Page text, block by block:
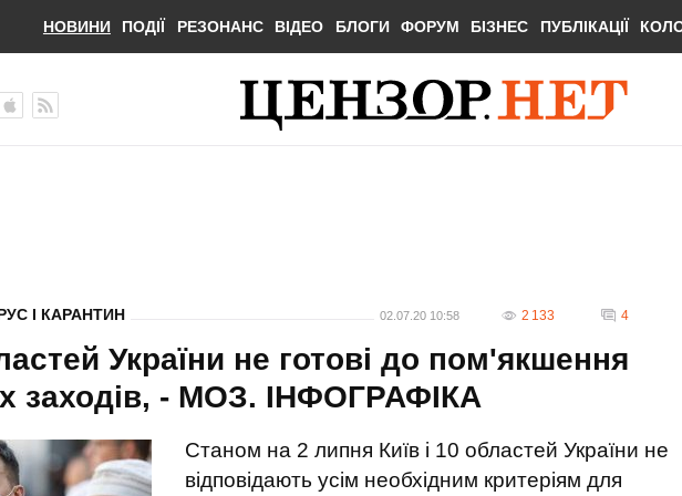
НОВИНИ ПОДІЇ РЕЗОНАНС ВІДЕО БЛОГИ ФОРУМ БІЗНЕС ПУБЛІКАЦІЇ
І КАРАНТИН 02.07.20 10:58 2 133 4
України не готові до пом'якшення
заходів, - МОЗ. ІНФОГРАФІКА
Станом на 2 липня Київ і 10 областей України не
відповідають усім необхідним критеріям для